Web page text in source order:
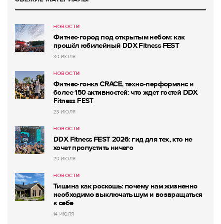
НОВОСТИ
Фитнес-город под открытым небом: как
прошёл юбилейный DDX Fitness FEST
30 ИЮЛЯ
НОВОСТИ
Фитнес-гонка CRACE, техно-перформанс и
более 150 активностей: что ждет гостей DDX
Fitness FEST
23 ИЮЛЯ
НОВОСТИ
DDX Fitness FEST 2026: гид для тех, кто не
хочет пропустить ничего
20 ИЮЛЯ
НОВОСТИ
Тишина как роскошь: почему нам жизненно
необходимо выключать шум и возвращаться
к себе
14 ИЮЛЯ